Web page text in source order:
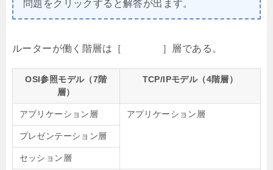
問題をクリックすると解答が出ます。
ルーターが働く階層は［ ］層である。
OSI参照モデル（7階
層）
TCP/IPモデル（4階層）
アプリケーション層 アプリケーション層
プレゼンテーション層
セッション層